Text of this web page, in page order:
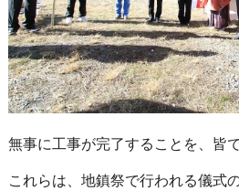
無事に工事が完了することを、皆
これらは、地鎮祭で行われる儀式